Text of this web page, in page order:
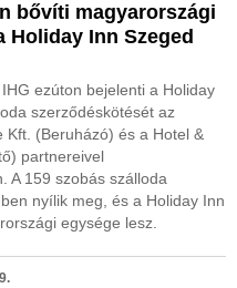
bővíti magyarországi
Holiday Inn Szeged
ezúton bejelenti a Holiday
szerződéskötését az
Kft. (Beruházó) és a Hotel &
partnereivel
A 159 szobás szálloda
nyílik meg, és a Holiday Inn
egysége lesz.